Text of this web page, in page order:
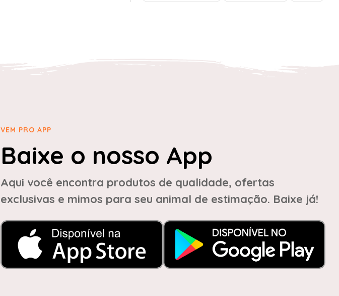
VEM PRO APP
Baixe o nosso App
Aqui você encontra produtos de qualidade, ofertas
exclusivas e mimos para seu animal de estimação. Baixe já!